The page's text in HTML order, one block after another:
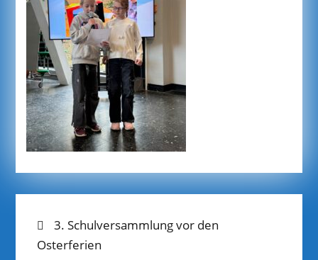
BEITRAGS-
NAVIGATION
Previous
post:
3. Schulversammlung vor den
Osterferien